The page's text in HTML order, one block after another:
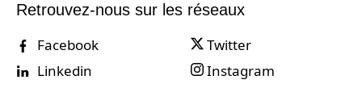
Retrouvez-nous sur les réseaux
Facebook
Twitter
Linkedin
Instagram